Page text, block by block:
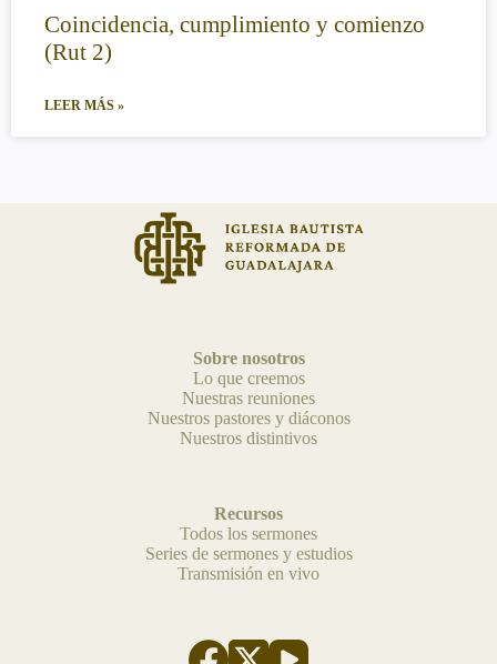
Coincidencia, cumplimiento y comienzo
(Rut 2)
LEER MÁS »
Sobre nosotros
Lo que creemos
Nuestras reuniones
Nuestros pastores y diáconos
Nuestros distintivos
Recursos
Todos los sermones
Series de sermones y estudios
Transmisión en vivo